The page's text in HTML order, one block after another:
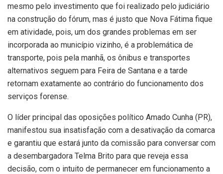
mesmo pelo investimento que foi realizado pelo judiciário
na construção do fórum, mas é justo que Nova Fátima fique
em atividade, pois, um dos grandes problemas em ser
incorporada ao município vizinho, é a problemática de
transporte, pois pela manhã, os ônibus e transportes
alternativos seguem para Feira de Santana e a tarde
retornam exatamente ao contrário do funcionamento dos
serviços forense.
O líder principal das oposições político Amado Cunha (PR),
manifestou sua insatisfação com a desativação da comarca
e garantiu que estará junto da comissão para conversar com
a desembargadora Telma Brito para que reveja essa
decisão, com o intuito de permanecer em funcionamento a